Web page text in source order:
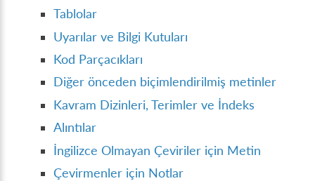
Tablolar
Uyarılar ve Bilgi Kutuları
Kod Parçacıkları
Diğer önceden biçimlendirilmiş metinler
Kavram Dizinleri, Terimler ve İndeks
Alıntılar
İngilizce Olmayan Çeviriler için Metin
Çevirmenler için Notlar